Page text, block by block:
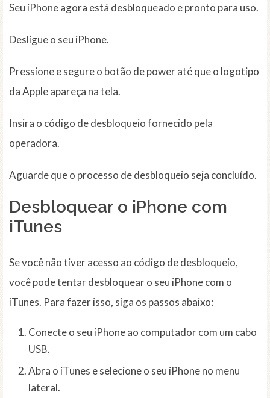
Seu iPhone agora está desbloqueado e pronto para uso.
Desligue o seu iPhone.
Pressione e segure o botão de power até que o logotipo
da Apple apareça na tela.
Insira o código de desbloqueio fornecido pela
operadora.
Aguarde que o processo de desbloqueio seja concluído.
Desbloquear o iPhone com
iTunes
Se você não tiver acesso ao código de desbloqueio,
você pode tentar desbloquear o seu iPhone com o
iTunes. Para fazer isso, siga os passos abaixo:
Conecte o seu iPhone ao computador com um cabo
USB.
Abra o iTunes e selecione o seu iPhone no menu
lateral.